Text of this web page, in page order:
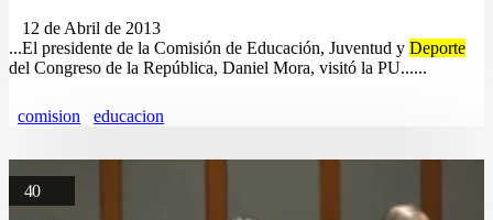
12 de Abril de 2013
...El presidente de la Comisión de Educación, Juventud y Deporte
del Congreso de la República, Daniel Mora, visitó la PU......
comision educacion
40